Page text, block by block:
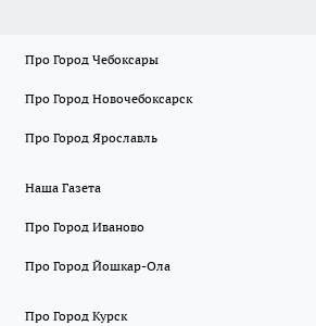
Про Город Чебоксары
Про Город Новочебоксарск
Про Город Ярославль
Наша Газета
Про Город Иваново
Про Город Йошкар-Ола
Про Город Курск